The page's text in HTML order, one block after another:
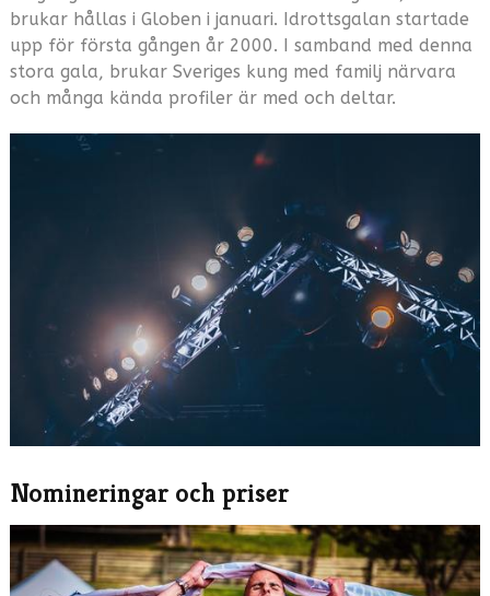
brukar hållas i Globen i januari. Idrottsgalan startade
upp för första gången år 2000. I samband med denna
stora gala, brukar Sveriges kung med familj närvara
och många kända profiler är med och deltar.
Nomineringar och priser